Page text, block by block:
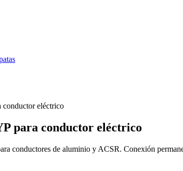
eléctrico
para conductor eléctrico
conductores de aluminio y ACSR. Conexión